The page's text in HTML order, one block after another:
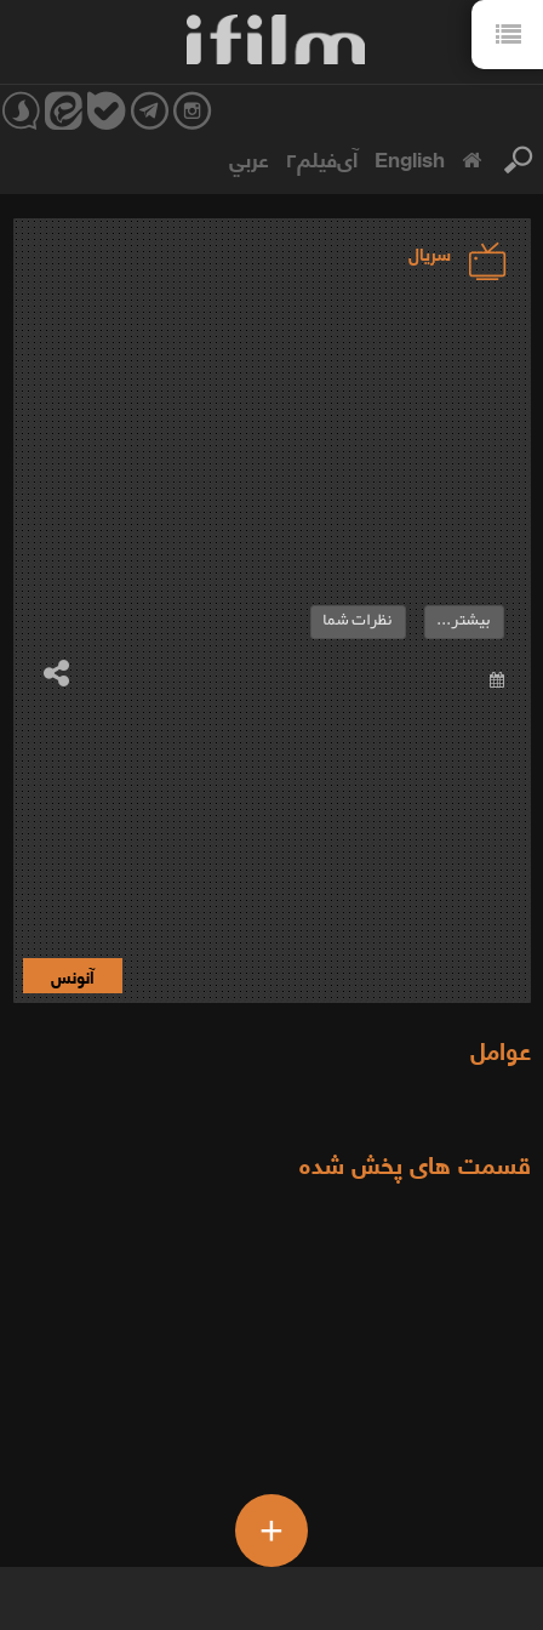
English آی‌فیلم۲ عربي
سریال
بیشتر... نظرات شما
آنونس
عوامل
قسمت های پخش شده
+